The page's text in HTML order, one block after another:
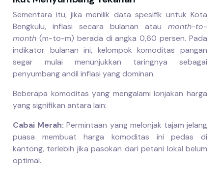
Sementara itu, jika menilik data spesifik untuk Kota
Bengkulu, inflasi secara bulanan atau month-to-
month (m-to-m) berada di angka 0,60 persen. Pada
indikator bulanan ini, kelompok komoditas pangan
segar mulai menunjukkan taringnya sebagai
penyumbang andil inflasi yang dominan.
Beberapa komoditas yang mengalami lonjakan harga
yang signifikan antara lain:
Cabai Merah: Permintaan yang melonjak tajam jelang
puasa membuat harga komoditas ini pedas di
kantong, terlebih jika pasokan dari petani lokal belum
optimal.